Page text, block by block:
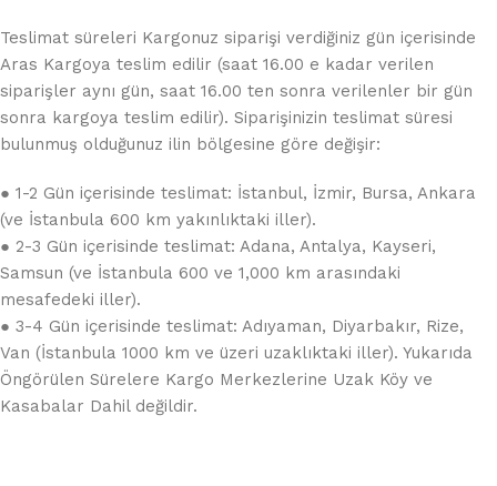
Teslimat süreleri Kargonuz siparişi verdiğiniz gün içerisinde
Aras Kargoya teslim edilir (saat 16.00 e kadar verilen
siparişler aynı gün, saat 16.00 ten sonra verilenler bir gün
sonra kargoya teslim edilir). Siparişinizin teslimat süresi
bulunmuş olduğunuz ilin bölgesine göre değişir:
● 1-2 Gün içerisinde teslimat: İstanbul, İzmir, Bursa, Ankara
(ve İstanbula 600 km yakınlıktaki iller).
● 2-3 Gün içerisinde teslimat: Adana, Antalya, Kayseri,
Samsun (ve İstanbula 600 ve 1,000 km arasındaki
mesafedeki iller).
● 3-4 Gün içerisinde teslimat: Adıyaman, Diyarbakır, Rize,
Van (İstanbula 1000 km ve üzeri uzaklıktaki iller). Yukarıda
Öngörülen Sürelere Kargo Merkezlerine Uzak Köy ve
Kasabalar Dahil değildir.